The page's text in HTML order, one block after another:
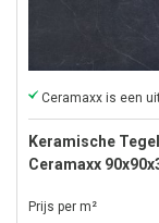
Keramische Tegel
Ceramaxx
Prijs per m²